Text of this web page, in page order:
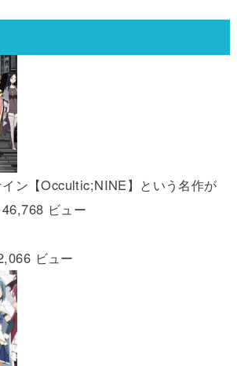
ン【Occultic;NINE】という名作が
ビュー
ビュー